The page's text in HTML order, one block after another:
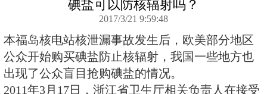
仁日 产品介绍
碘盐可以防核辐射
2017/3/21 9:59:48